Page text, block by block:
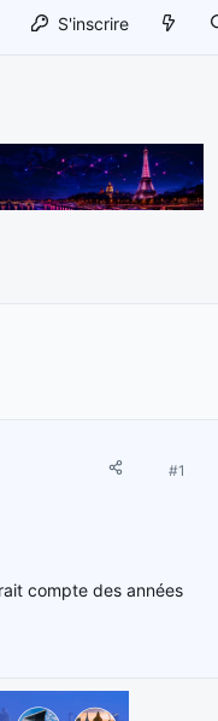
S'inscrire
#1
compte des années